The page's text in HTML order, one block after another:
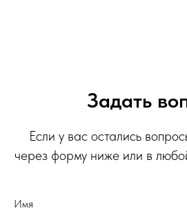
Задать
Если у вас остались
через форму ниже или в
Имя